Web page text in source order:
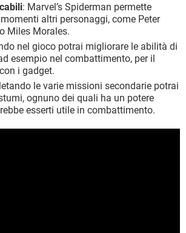
: Marvel’s Spiderman permette
altri personaggi, come Peter
Miles Morales.
nel gioco potrai migliorare le abilità di
esempio nel combattimento, per il
i gadget.
le varie missioni secondarie potrai
ognuno dei quali ha un potere
esserti utile in combattimento.